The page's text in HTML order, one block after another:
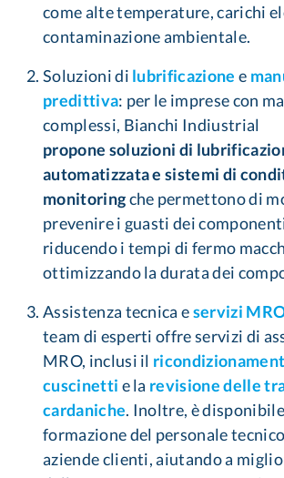
come alte temperature, carichi
contaminazione ambientale​​.
Soluzioni di lubrificazione e
predittiva: per le imprese con
complessi, Bianchi Indiustrial
propone soluzioni di
automatizzataesistemi di
monitoringche permettono di
prevenire i guasti dei
riducendo i tempi di fermo
ottimizzando la durata dei
Assistenza tecnica eservizi
team di esperti offre servizi di
MRO, inclusi il
cuscinetti e la revisione delle
cardaniche. Inoltre, è
formazione del personale
aziende clienti, aiutando a